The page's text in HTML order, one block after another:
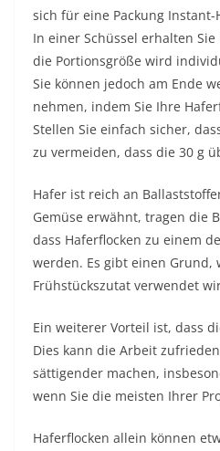
sich für eine Packung
In einer Schüssel erhalten
die Portionsgröße wird
Sie können jedoch am Ende
nehmen, indem Sie Ihre
Stellen Sie einfach sicher,
zu vermeiden, dass die 30 g
Hafer ist reich an
Gemüse erwähnt, tragen die
dass Haferflocken zu einem
werden. Es gibt einen Grund,
Frühstückszutat verwendet
Ein weiterer Vorteil ist, dass
Dies kann die Arbeit
sättigender machen,
wenn Sie die meisten Ihrer
Haferflocken allein können